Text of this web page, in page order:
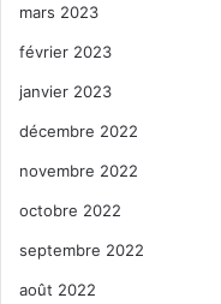
mars 2023
février 2023
janvier 2023
décembre 2022
novembre 2022
octobre 2022
septembre 2022
août 2022